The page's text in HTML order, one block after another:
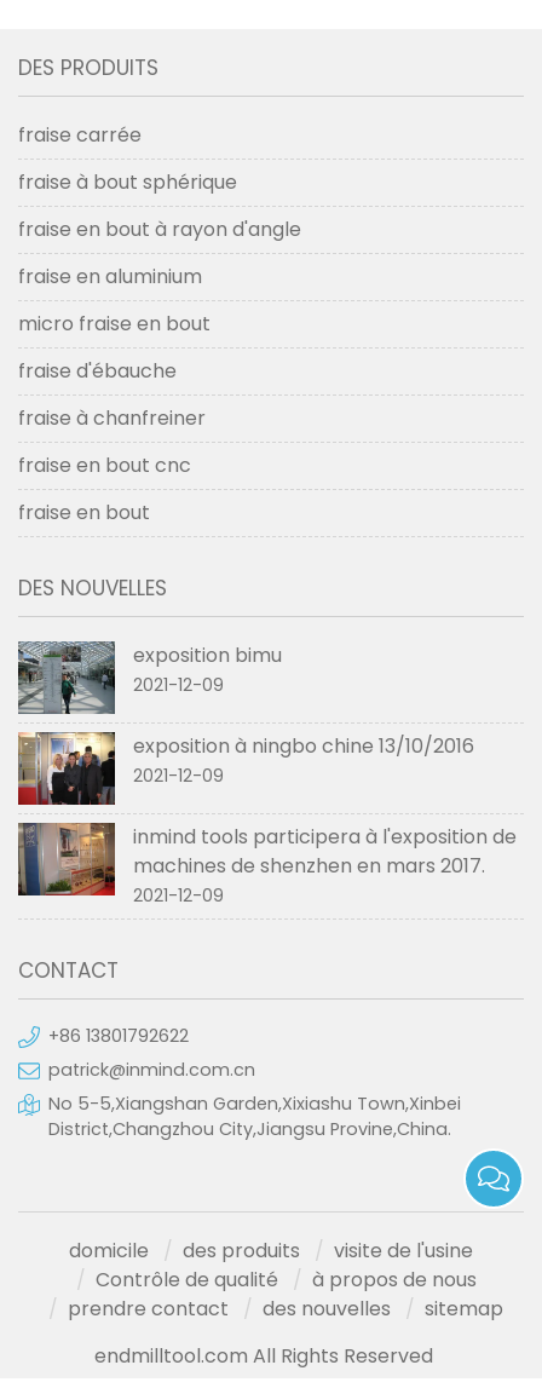
DES PRODUITS
fraise carrée
fraise à bout sphérique
fraise en bout à rayon d'angle
fraise en aluminium
micro fraise en bout
fraise d'ébauche
fraise à chanfreiner
fraise en bout cnc
fraise en bout
DES NOUVELLES
exposition bimu
2021-12-09
exposition à ningbo chine 13/10/2016
2021-12-09
inmind tools participera à l'exposition de
machines de shenzhen en mars 2017.
2021-12-09
CONTACT
+86 13801792622
patrick@inmind.com.cn
No 5-5,Xiangshan Garden,Xixiashu Town,Xinbei
District,Changzhou City,Jiangsu Provine,China.
domicile des produits
visite de l'usine
Contrôle de qualité
à propos de nous
prendre contact
des nouvelles
sitemap
endmilltool.com All Rights Reserved